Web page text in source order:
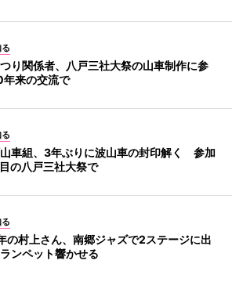
り関係者、八戸三社大祭の山車制作に参
来の交流で
車組、3年ぶりに波山車の封印解く 参加
の八戸三社大祭で
の村上さん、南郷ジャズで2ステージに出
ンペット響かせる